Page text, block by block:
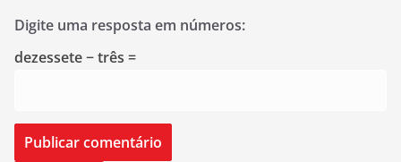
Digite uma resposta em números:
dezessete − três =